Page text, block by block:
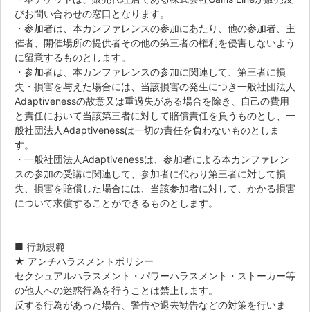
びお問い合わせの窓口となります。
・参加者は、本カンファレンスの参加にあたり、他の参加者、主
催者、開催場所の提供者その他の第三者の権利を侵害しないよう
に留意するものとします。
・参加者は、本カンファレンスの参加に関連して、第三者に損
失・損害を与えた場合には、当該損害の発生につき一般社団法人
Adaptivenessの故意又は重過失がある場合を除き、自己の費用
と責任において当該第三者に対して賠償責任を負うものとし、一
般社団法人Adaptivenessは一切の責任を負わないものとしま
す。
・一般社団法人Adaptivenessは、参加者による本カンファレン
スの参加の受講に関連して、参加者に代わり第三者に対して損
失、損害を賠償した場合には、当該参加者に対して、かかる損害
について求償することができるものとします。
■ 行動規範
★ アンチハラスメントポリシー
セクシュアルハラスメント・パワーハラスメント・ストーカー等
の他人への迷惑行為を行うことは禁止します。
反する行為があった場合、警告や退去勧告などの対策を行いま